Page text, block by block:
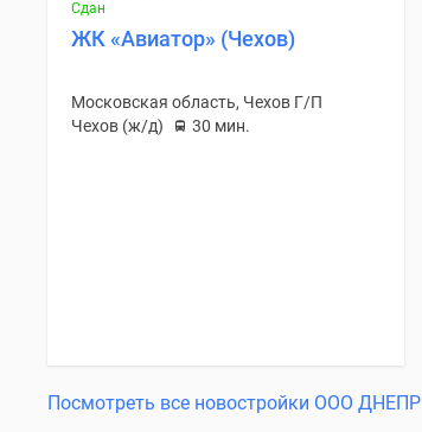
Сдан
ЖК «Авиатор» (Чехов)
Московская область, Чехов Г/П
Чехов (ж/д)
30 мин.
Посмотреть все новостройки ООО ДНЕПР